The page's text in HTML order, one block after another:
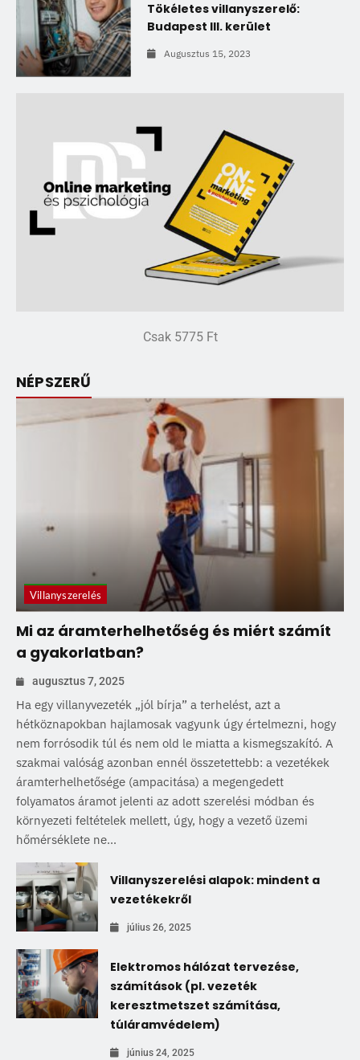
Tökéletes villanyszerelő:
Budapest III. kerület
Augusztus 15, 2023
Csak 5775 Ft
NÉPSZERŰ
Villanyszerelés
Mi az áramterhelhetőség és miért számít
a gyakorlatban?
augusztus 7, 2025
Ha egy villanyvezeték „jól bírja” a terhelést, azt a
hétköznapokban hajlamosak vagyunk úgy értelmezni, hogy
nem forrósodik túl és nem old le miatta a kismegszakító. A
szakmai valóság azonban ennél összetettebb: a vezetékek
áramterhelhetősége (ampacitása) a megengedett
folyamatos áramot jelenti az adott szerelési módban és
környezeti feltételek mellett, úgy, hogy a vezető üzemi
hőmérséklete ne...
Villanyszerelési alapok: mindent a
vezetékekről
július 26, 2025
Elektromos hálózat tervezése,
számítások (pl. vezeték
keresztmetszet számítása,
túláramvédelem)
június 24, 2025